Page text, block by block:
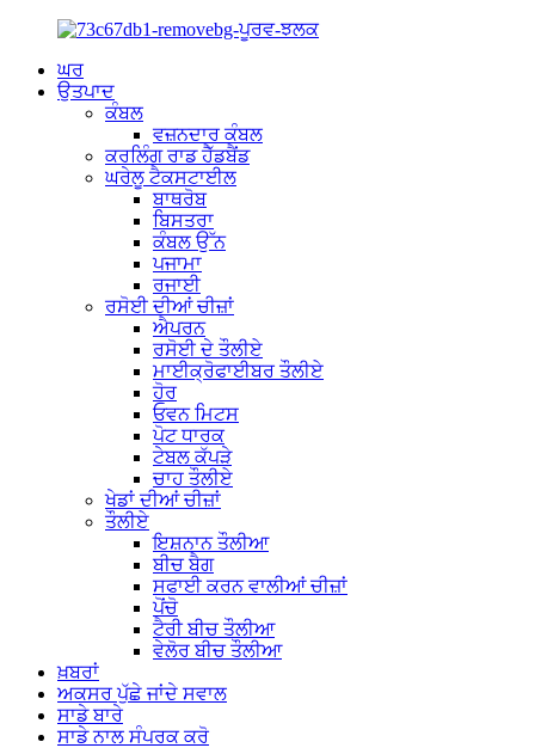
ਘਰ
ਉਤਪਾਦ
ਕੰਬਲ
ਵਜ਼ਨਦਾਰ ਕੰਬਲ
ਕਰਲਿੰਗ ਰਾਡ ਹੈੱਡਬੈਂਡ
ਘਰੇਲੂ ਟੈਕਸਟਾਈਲ
ਬਾਥਰੋਬ
ਬਿਸਤਰਾ
ਕੰਬਲ ਉੱਨ
ਪਜਾਮਾ
ਰਜਾਈ
ਰਸੋਈ ਦੀਆਂ ਚੀਜ਼ਾਂ
ਐਪਰਨ
ਰਸੋਈ ਦੇ ਤੌਲੀਏ
ਮਾਈਕ੍ਰੋਫਾਈਬਰ ਤੌਲੀਏ
ਹੋਰ
ਓਵਨ ਮਿਟਸ
ਪੋਟ ਧਾਰਕ
ਟੇਬਲ ਕੱਪੜੇ
ਚਾਹ ਤੌਲੀਏ
ਖੇਡਾਂ ਦੀਆਂ ਚੀਜ਼ਾਂ
ਤੌਲੀਏ
ਇਸ਼ਨਾਨ ਤੌਲੀਆ
ਬੀਚ ਬੈਗ
ਸਫਾਈ ਕਰਨ ਵਾਲੀਆਂ ਚੀਜ਼ਾਂ
ਪੋਂਚੋ
ਟੈਰੀ ਬੀਚ ਤੌਲੀਆ
ਵੇਲੋਰ ਬੀਚ ਤੌਲੀਆ
ਖ਼ਬਰਾਂ
ਅਕਸਰ ਪੁੱਛੇ ਜਾਂਦੇ ਸਵਾਲ
ਸਾਡੇ ਬਾਰੇ
ਸਾਡੇ ਨਾਲ ਸੰਪਰਕ ਕਰੋ